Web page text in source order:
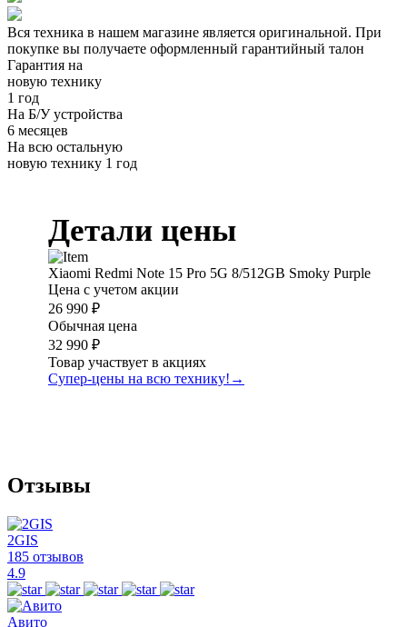
Вся техника в нашем магазине является оригинальной. При
покупке вы получаете оформленный гарантийный талон
Гарантия на
новую технику
1 год
На Б/У устройства
6 месяцев
На всю остальную
новую технику 1 год
Детали цены
Xiaomi Redmi Note 15 Pro 5G 8/512GB Smoky Purple
Цена с учетом акции
26 990 ₽
Обычная цена
32 990 ₽
Товар участвует в акциях
Супер-цены на всю технику! →
Отзывы
2GIS
185 отзывов
4.9
Авито